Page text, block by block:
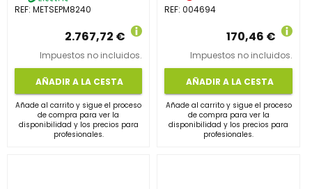
REF: METSEPM8240
2.767,72 €
Impuestos no incluidos.
AÑADIR A LA CESTA
Añade al carrito y sigue el proceso
de compra para ver la
disponibilidad y los precios para
profesionales.
REF:004694
170,46 €
Impuestos no incluidos.
AÑADIR A LA CESTA
Añade al carrito y sigue el proceso
de compra para ver la
disponibilidad y los precios para
profesionales.